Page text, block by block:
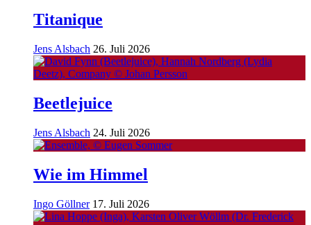
Titanique
Jens Alsbach 26. Juli 2026
Beetlejuice
Jens Alsbach 24. Juli 2026
Wie im Himmel
Ingo Göllner 17. Juli 2026